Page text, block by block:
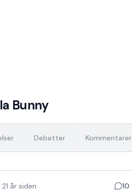
Bunny
Debatter Kommentarer
21 år siden
10